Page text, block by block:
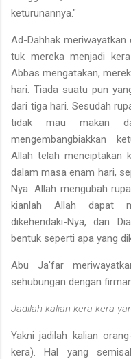
keturunannya."
Ad-Dahhak
tuk mereka menjadi
Abbas mengatakan,
hari. Tiada suatu pun
dari tiga hari. Se­sudah
tidak mau makan
mengembangbiakkan
Allah telah menciptakan
dalam masa enam hari,
Nya. Allah mengubah
kianlah Allah dapat
dikehendaki-Nya, dan
bentuk seperti apa yang
Abu Ja'far
sehubungan dengan
Jadilah kalian kera-kera
Yakni jadilah kalian
kera). Hal yang